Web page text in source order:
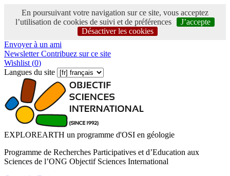
En poursuivant votre navigation sur ce site, vous acceptez
l’utilisation de cookies de suivi et de préférences
J’accepte
Désactiver les cookies
Envoyer à un ami
NewsletterContribuez sur ce site
Wishlist (0)
Langues du site
EXPLOREARTH un programme d'OSI en géologie
Programme de Recherches Participatives et d’Education aux
Sciences de l’ONG Objectif Sciences International